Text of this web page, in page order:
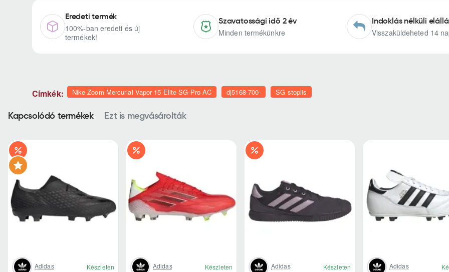
Eredeti termék
100%-ban eredeti és új
termékek!
Szavatossági idő 2 év
Minden termékünkre
Indoklás nélküli
Visszaküldeheted 14
Címkék: Nike Zoom Mercurial Vapor 15 Elite SG-Pro AC dj5168-700- SG stoplis
Kapcsolódó termékek Ezt is megvásárolták
Adidas Készleten Adidas Készleten Adidas Készleten Adidas